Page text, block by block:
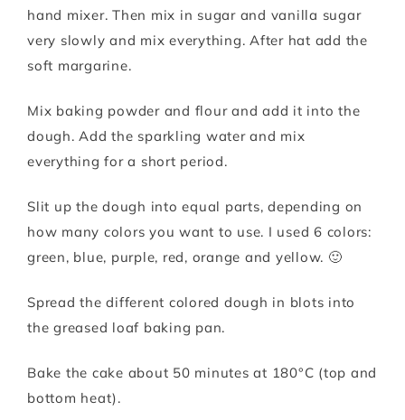
hand mixer. Then mix in sugar and vanilla sugar
very slowly and mix everything. After hat add the
soft margarine.
Mix baking powder and flour and add it into the
dough. Add the sparkling water and mix
everything for a short period.
Slit up the dough into equal parts, depending on
how many colors you want to use. I used 6 colors:
green, blue, purple, red, orange and yellow. 🙂
Spread the different colored dough in blots into
the greased loaf baking pan.
Bake the cake about 50 minutes at 180°C (top and
bottom heat).